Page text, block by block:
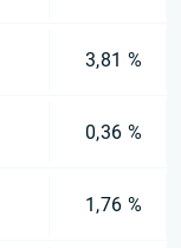
3,81 %
0,36 %
1,76 %